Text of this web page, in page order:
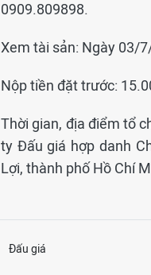
0909.809898.
Xem tài sản: Ngày 03/
Nộp tiền đặt trước:
Thời gian, địa điểm tổ
ty Đấu giá hợp danh
Lợi, thành phố Hồ Chí
Đấu giá